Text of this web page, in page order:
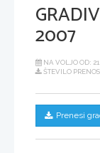
2007
NA VOLJO OD:
ŠTEVILO
Prenesi